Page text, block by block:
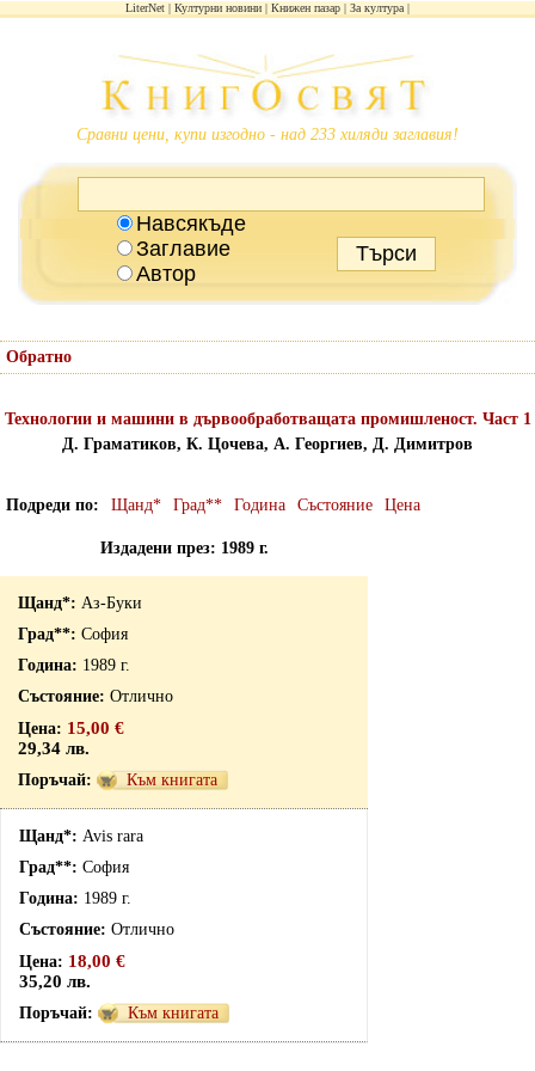
LiterNet Културни новини Книжен пазар За култура
Сравни цени, купи изгодно - над 233 хиляди заглавия!
Навсякъде
Заглавие
Автор
Обратно
Технологии и машини в дървообработващата промишленост. Част 1
Д. Граматиков, К. Цочева, А. Георгиев, Д. Димитров
Подреди по Щанд* Град** Година Състояние Цена
Издадени през: 1989 г.
Аз-Буки
София
1989 г.
Отлично
15,00 €
29,34 лв.
Към книгата
Avis rara
София
1989 г.
Отлично
18,00 €
35,20 лв.
Към книгата